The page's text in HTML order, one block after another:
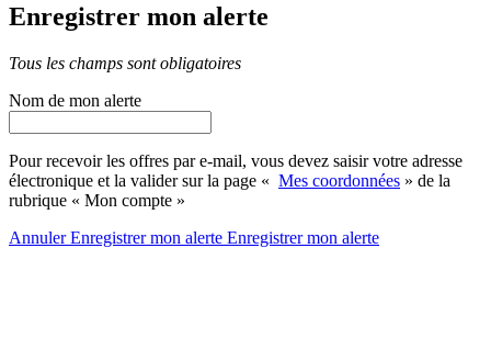
Enregistrer mon alerte
Tous les champs sont obligatoires
Nom de mon alerte
Pour recevoir les offres par e-mail, vous devez saisir votre adresse
électronique et la valider sur la page « Mes coordonnées » de la
rubrique « Mon compte »
AnnulerEnregistrer mon alerte Enregistrermon alerte